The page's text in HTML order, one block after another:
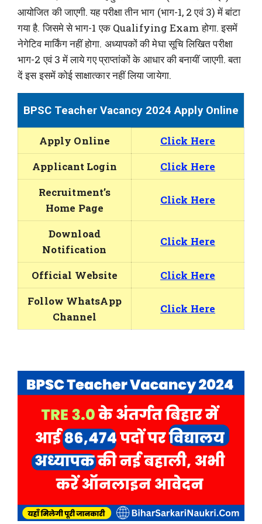
आयोजित की जाएगी. यह परीक्षा तीन भाग (भाग-1, 2 एवं 3) में बांटा
गया है. जिसमे से भाग-1 एक Qualifying Exam होगा. इसमें
नेगेटिव मार्किंग नहीं होगा. अध्यापकों की मेघा सूचि लिखित परीक्षा
भाग-2 एवं 3 में लाये गए प्राप्तांकों के आधार की बनायीं जाएगी. बता
दें इस इसमें कोई साक्षात्कार नहीं लिया जायेगा.
BPSC Teacher Vacancy 2024 Apply Online
Apply Online
Click Here
Applicant Login
Click Here
Recruitment’s
Home Page
Click Here
Download
Notification
Click Here
Official Website
Click Here
Follow WhatsApp
Channel
Click Here